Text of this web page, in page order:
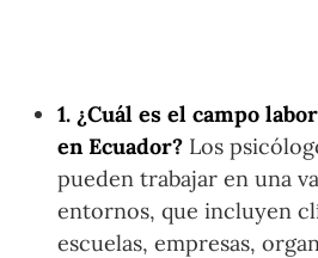
1. ¿Cuál es el campo
en Ecuador? Los
pueden trabajar en una
entornos, que incluyen
escuelas, empresas,